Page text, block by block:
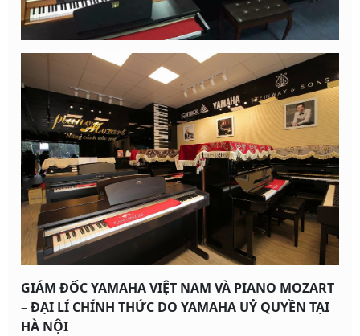
GIÁM ĐỐC YAMAHA VIỆT NAM VÀ PIANO MOZART
– ĐẠI LÍ CHÍNH THỨC DO YAMAHA UỶ QUYỀN TẠI
HÀ NỘI